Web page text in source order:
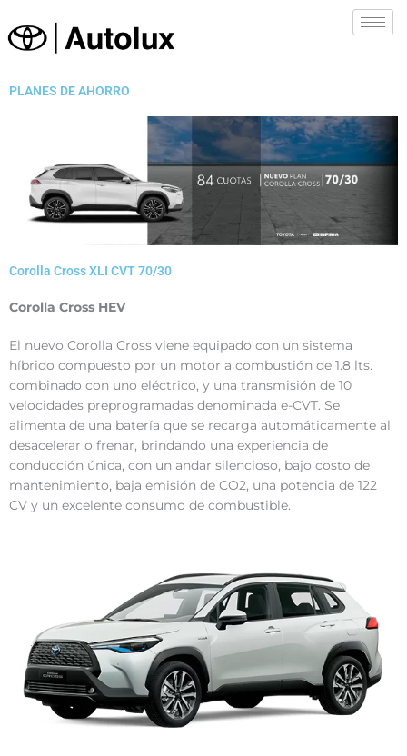
contenido
PLANES DE AHORRO
Corolla Cross XLI CVT 70/30
Corolla Cross HEV
El nuevo Corolla Cross viene equipado con un sistema
híbrido compuesto por un motor a combustión de 1.8 lts.
combinado con uno eléctrico, y una transmisión de 10
velocidades preprogramadas denominada e-CVT. Se
alimenta de una batería que se recarga automáticamente al
desacelerar o frenar, brindando una experiencia de
conducción única, con un andar silencioso, bajo costo de
mantenimiento, baja emisión de CO2, una potencia de 122
CV y un excelente consumo de combustible.